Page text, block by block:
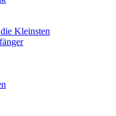
Kleinsten